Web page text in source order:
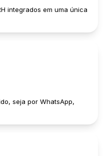
integrados em uma única
seja por WhatsApp,